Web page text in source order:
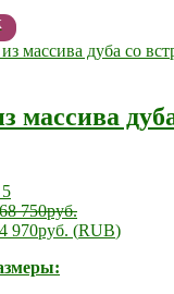
массива
750руб.
970руб. (RUB)